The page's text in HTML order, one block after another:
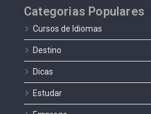
Categorias Populares
Cursos de Idiomas
Destino
Dicas
Estudar